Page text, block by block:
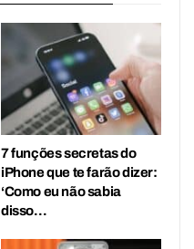
7 funções secretas do
iPhone que te farão dizer:
‘Como eu não sabia
disso…